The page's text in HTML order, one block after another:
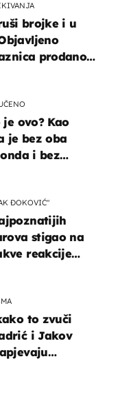
brojke i u
prodano
ovo? Kao
je bez oba
i bez
ĐOKOVIĆ"
stigao na
reakcije
to zvuči
i Jakov